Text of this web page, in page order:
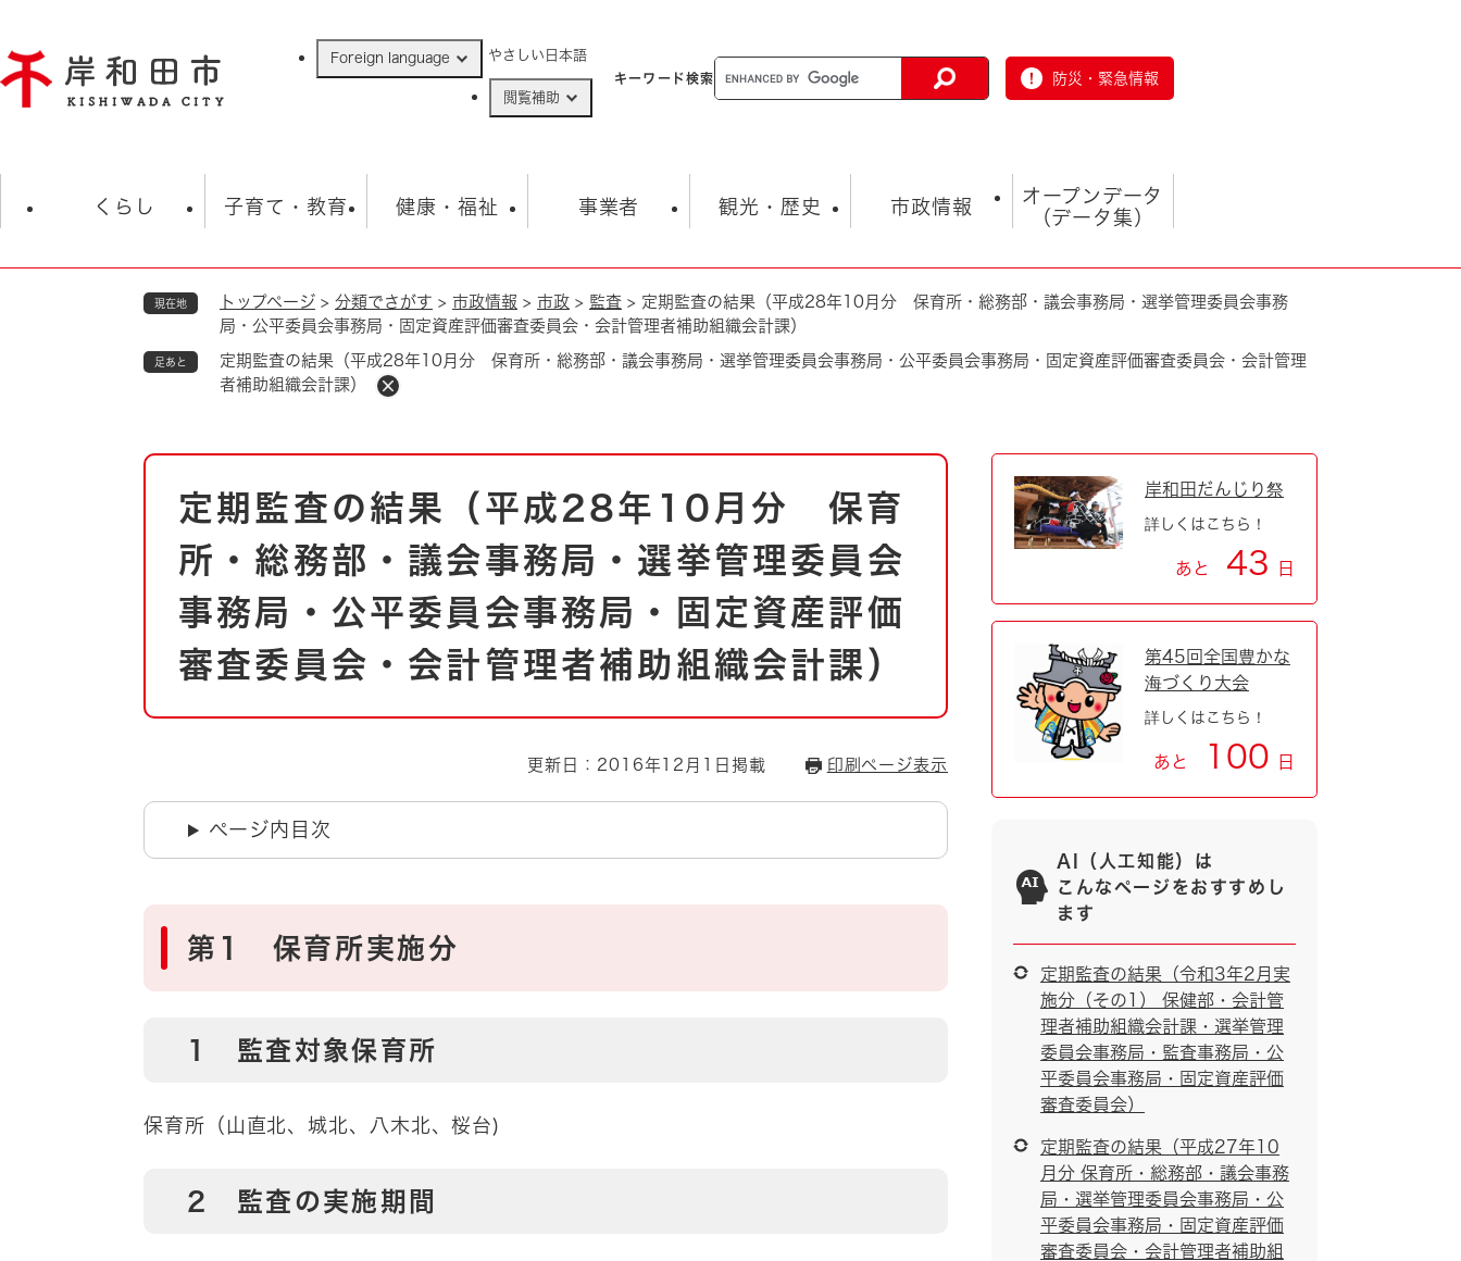
ジ
の
Foreign language やさしい日本語
閲覧補助
キーワード検索 防災・緊急情報
くらし
住民票・戸籍
保険・年金
防災・防犯 上水道・下水道
自然・環境・公園 住宅
おくやみ
男女共同参画
地域コミュニティ・ボラン
ティア・協働
道路・河川・交通 まちづくり
子育て・教育
学校 子育て
健康・福祉
福祉・健康・生活 生涯学習・スポーツ
事業者
入札・契約情報 まちづくり・協働
産業振興 税金
観光・歴史
観光 観光スポット
歴史 動画情報
市政情報
市の概要 総合計画
行財政 人権・平和
市役所・施設の案内
オープンデータ
（データ集）
オープンデータ
現在地 トップページ > 分類でさがす > 市政情報 > 市政 > 監査 > 定期監査の結果（平成28年10月分 保育所・総務部・議会事務局・選挙管理委員会事務
局・公平委員会事務局・固定資産評価審査委員会・会計管理者補助組織会計課）
足あと
定期監査の結果（平成28年10月分 保育所・総務部・議会事務局・選挙管理委員会事務局・公平委員会事務局・固定資産評価審査委員会・会計管理
者補助組織会計課）
本
定期監査の結果（平成28年10月分 保育
所・総務部・議会事務局・選挙管理委員会
事務局・公平委員会事務局・固定資産評価
審査委員会・会計管理者補助組織会計課）
更新日：2016年12月1日掲載 印刷ページ表示
ページ内目次
第1 保育所実施分
1 監査対象保育所
保育所（山直北、城北、八木北、桜台)
2 監査の実施期間
岸和田だんじり祭
詳しくはこちら！
あと 43 日
第45回全国豊かな
海づくり大会
詳しくはこちら！
あと 100 日
AI（人工知能）は
こんなページをおすすめし
ます
定期監査の結果（令和3年2月実
施分（その1） 保健部・会計管
理者補助組織会計課・選挙管理
委員会事務局・監査事務局・公
平委員会事務局・固定資産評価
審査委員会）
定期監査の結果（平成27年10
月分 保育所・総務部・議会事務
局・選挙管理委員会事務局・公
平委員会事務局・固定資産評価
審査委員会・会計管理者補助組